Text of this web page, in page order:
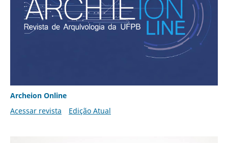
Archeion Online
Acessar revista
Edição Atual